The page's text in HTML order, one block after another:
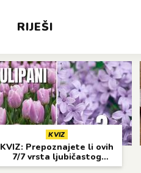
RIJEŠI
KVIZ
KVIZ: Prepoznajete li ovih
7/7 vrsta ljubičastog
cvijeća?